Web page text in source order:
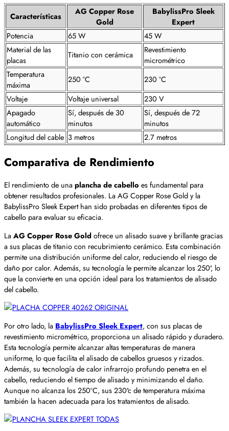
Características
AG Copper Rose
Gold
BabylissPro Sleek
Expert
Potencia
65 W
45 W
Material de las
placas
Titanio con cerámica
Revestimiento
micrométrico
Temperatura
máxima
250 °C
230 °C
Voltaje
Voltaje universal
230 V
Apagado
automático
Sí, después de 30
minutos
Sí, después de 72
minutos
Longitud del cable 3 metros 2.7 metros
Comparativa de Rendimiento
El rendimiento de unaplancha de cabello es fundamental para
obtener resultados profesionales. La AG Copper Rose Gold y la
BabylissPro Sleek Expert han sido probadas en diferentes tipos de
cabello para evaluar su eficacia.
LaAG Copper Rose Goldofrece un alisado suave y brillante gracias
a sus placas de titanio con recubrimiento cerámico. Esta combinación
permite una distribución uniforme del calor, reduciendo el riesgo de
daño por calor. Además, su tecnología le permite alcanzar los 250ª, lo
que la convierte en una opción ideal para los tratamientos de alisado
del cabello.
Por otro lado, la BabylissPro Sleek Expert, con sus placas de
revestimiento micrométrico, proporciona un alisado rápido y duradero.
Esta tecnología permite alcanzar altas temperaturas de manera
uniforme, lo que facilita el alisado de cabellos gruesos y rizados.
Además, su tecnología de calor infrarrojo profundo penetra en el
cabello, reduciendo el tiempo de alisado y minimizando el daño.
Aunque no alcanza los 250ºC, sus 230ªc de temperatura máxima
también la hacen adecuada para los tratamientos de alisado.